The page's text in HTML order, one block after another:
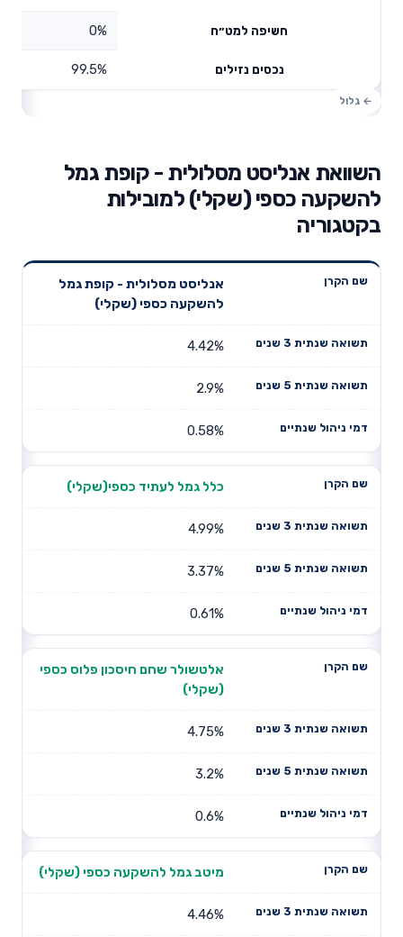
חשיפה למט״ח 0%
נכסים נזילים 99.5%
השוואת אנליסט מסלולית - קופת גמל
להשקעה כספי (שקלי) למובילות
בקטגוריה
שנתית 3
תשואה
שנתית 5
דמי ניהול
אנליסט מסלולית - קופת גמל
להשקעה כספי (שקלי)
4.42%
2.9%
0.58%
כלל גמל לעתיד כספי(שקלי)
4.99%
3.37%
0.61%
אלטשולר שחם חיסכון פלוס כספי
(שקלי)
4.75%
3.2%
0.6%
מיטב גמל להשקעה כספי (שקלי)
4.46%